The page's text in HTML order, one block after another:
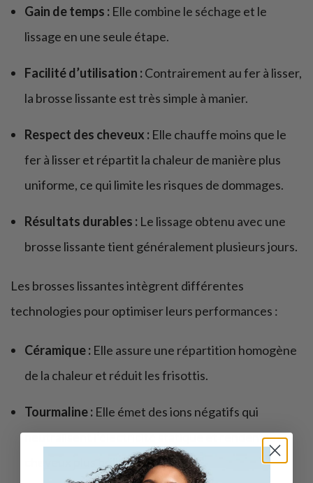
Gain de temps : Elle combine le séchage et le
lissage en une seule étape.
Facilité d’utilisation :Contrairement au fer à lisser,
la brosse lissante est très simple à manier.
Respect des cheveux : Elle chauffe moins que le
fer à lisser et répartit la chaleur de manière plus
uniforme, ce qui limite les risques de dommages.
Résultats durables : Le lissage obtenu avec une
brosse lissante tient généralement plusieurs jours.
Les brosses lissantes intègrent différentes
technologies pour optimiser leurs performances :
Céramique : Elle assure une répartition homogène
de la chaleur et réduit les frisottis.
Tourmaline : Elle émet des ions négatifs qui
neutralisent l’électricité statique et rendent les
cheveux plus brillants.